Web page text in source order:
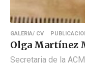
GALERIA/ CV
Olga Martínez
Secretaria de la